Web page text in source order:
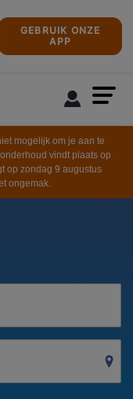
GEBRUIK ONZE
APP
mogelijk om je aan te
vindt plaats op
op zondag 9 augustus
ongemak.